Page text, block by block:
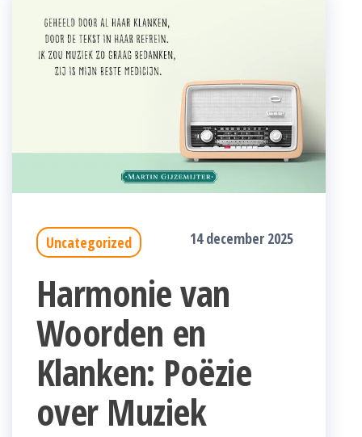
Uncategorized 14 december 2025
Harmonie van
Woorden en
Klanken: Poëzie
over Muziek